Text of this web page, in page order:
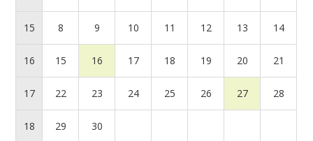
15 8 9 10 11 12 13 14
16 15 16 17 18 19 20 21
17 22 23 24 25 26 27 28
18 29 30